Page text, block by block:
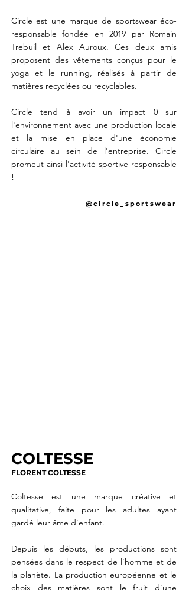
Circle est une marque de sportswear éco-
responsable fondée en 2019 par Romain
Trebuil et Alex Auroux. Ces deux amis
proposent des vêtements conçus pour le
yoga et le running, réalisés à partir de
matières recyclées ou recyclables.
Circle tend à avoir un impact 0 sur
l'environnement avec une production locale
et la mise en place d'une économie
circulaire au sein de l'entreprise. Circle
promeut ainsi l'activité sportive responsable
!
@circle_sportswear
COLTESSE
FLORENT COLTESSE
Coltesse est une marque créative et
qualitative, faite pour les adultes ayant
gardé leur âme d'enfant.
Depuis les débuts, les productions sont
pensées dans le respect de l'homme et de
la planète. La production européenne et le
choix des matières sont le fruit d'une